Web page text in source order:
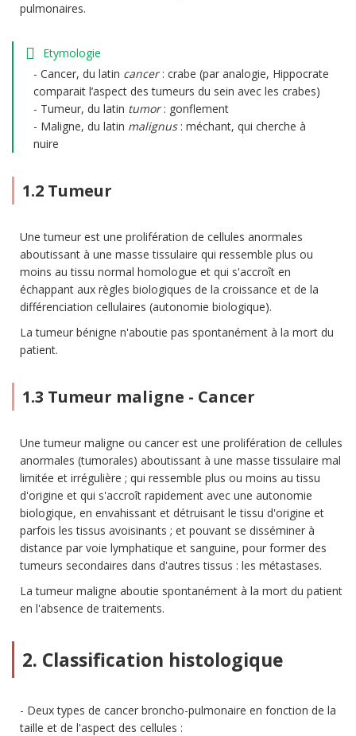
pulmonaires.
Etymologie
Cancer, du latin cancer: crabe (par analogie, Hippocrate
comparait l’aspect des tumeurs du sein avec les crabes)
Tumeur, du latin tumor: gonflement
Maligne, du latin malignus: méchant, qui cherche à
nuire
1.2 Tumeur
Une tumeur est une prolifération de cellules anormales
aboutissant à une masse tissulaire qui ressemble plus ou
moins au tissu normal homologue et qui s'accroît en
échappant aux règles biologiques de la croissance et de la
différenciation cellulaires (autonomie biologique).
La tumeur bénigne n'aboutie pas spontanément à la mort du
patient.
1.3 Tumeur maligne - Cancer
Une tumeur maligne ou cancer est une prolifération de cellules
anormales (tumorales) aboutissant à une masse tissulaire mal
limitée et irrégulière ; qui ressemble plus ou moins au tissu
d'origine et qui s'accroît rapidement avec une autonomie
biologique, en envahissant et détruisant le tissu d'origine et
parfois les tissus avoisinants ; et pouvant se disséminer à
distance par voie lymphatique et sanguine, pour former des
tumeurs secondaires dans d'autres tissus : les métastases.
La tumeur maligne aboutie spontanément à la mort du patient
en l'absence de traitements.
2. Classification histologique
Deux types de cancer broncho-pulmonaire en fonction de la
taille et de l'aspect des cellules :